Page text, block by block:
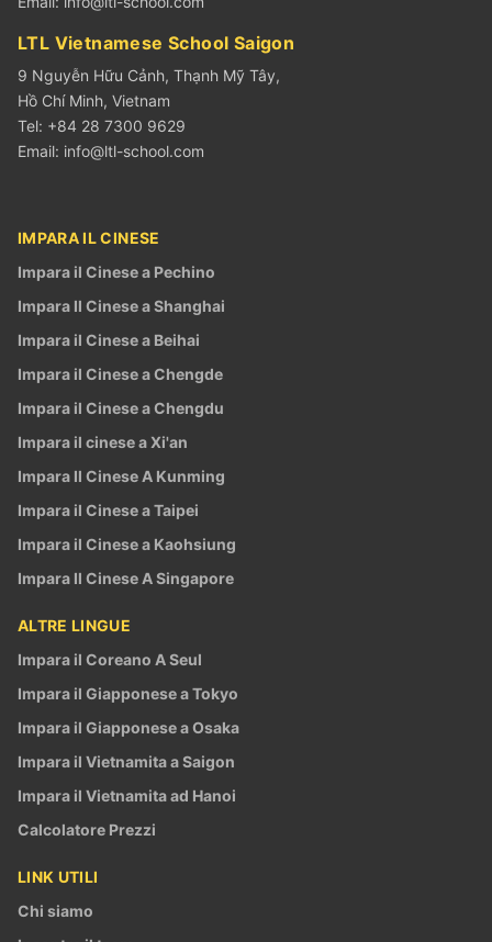
LTL Vietnamese School Saigon
9 Nguyễn Hữu Cảnh, Thạnh Mỹ Tây,
Hồ Chí Minh, Vietnam
Tel: +84 28 7300 9629
Email: info@ltl-school.com
IMPARA IL CINESE
Impara il Cinese a Pechino
Impara Il Cinese a Shanghai
Impara il Cinese a Beihai
Impara il Cinese a Chengde
Impara il Cinese a Chengdu
Impara il cinese a Xi'an
Impara Il Cinese A Kunming
Impara il Cinese a Taipei
Impara il Cinese a Kaohsiung
Impara Il Cinese A Singapore
ALTRE LINGUE
Impara il Coreano A Seul
Impara il Giapponese a Tokyo
Impara il Giapponese a Osaka
Impara il Vietnamita a Saigon
Impara il Vietnamita ad Hanoi
Calcolatore Prezzi
LINK UTILI
Chi siamo